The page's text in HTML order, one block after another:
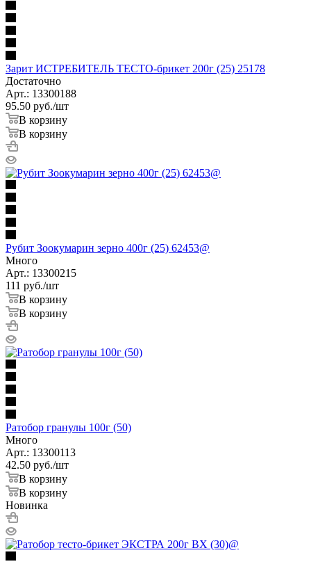
Зарит ИСТРЕБИТЕЛЬ ТЕСТО-брикет 200г (25) 25178
Достаточно
Арт.: 13300188
95.50 руб./шт
В корзину
В корзину
Рубит Зоокумарин зерно 400г (25) 62453@
Много
Арт.: 13300215
111 руб./шт
В корзину
В корзину
Ратобор гранулы 100г (50)
Много
Арт.: 13300113
42.50 руб./шт
В корзину
В корзину
Новинка